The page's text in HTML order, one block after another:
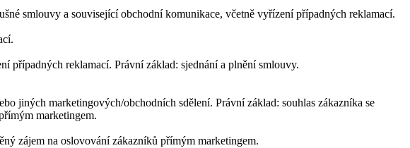
smlouvy a související obchodní komunikace, včetně vyřízení případných reklamací.
případných reklamací. Právní základ: sjednání a plnění smlouvy.
jiných marketingových/obchodních sdělení. Právní základ: souhlas zákazníka se
marketingem.
zájem na oslovování zákazníků přímým marketingem.